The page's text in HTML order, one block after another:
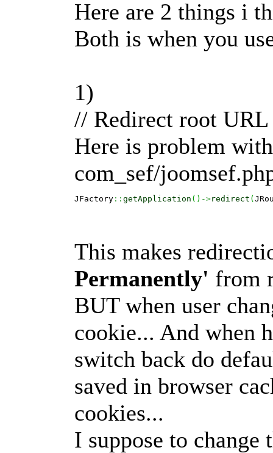
Here are 2 things i
Both is when you
1)
// Redirect root
Here is problem
com_sef/
JFactory :: getApplication ( ) ->redirect (
This makes
Permanently' from
BUT when user
cookie... And when
switch back do
saved in browser
cookies...
I suppose to